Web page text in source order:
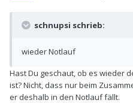
schnupsi schrieb:
wieder Notlauf
Hast Du geschaut, ob es wieder
ist? Nicht, dass nur beim
er deshalb in den Notlauf fällt.